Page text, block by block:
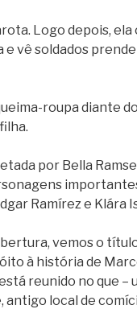
Logo depois,
vê soldados
roupa diante
por Bella
Ramírez e Klára
vemos o
à história de
reunido no que –
antigo local de